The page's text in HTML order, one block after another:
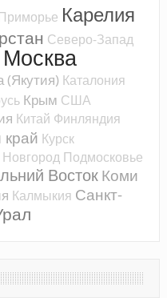
Карелия
Северо-Запад
Москва
(Якутия) Каталония
Крым США
Китай Финляндия
край Курск
Подмосковье
Восток Коми
Калмыкия Санкт-